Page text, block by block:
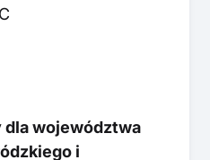
dla województwa
i